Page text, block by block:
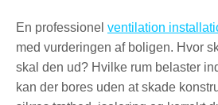
En professionel ventilation
med vurderingen af boligen. Hvor
skal den ud? Hvilke rum belaster
kan der bores uden at skade